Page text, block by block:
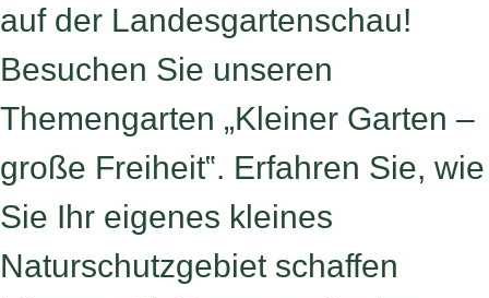
auf der Landesgartenschau!
Besuchen Sie unseren
Themengarten „Kleiner Garten –
große Freiheit‟. Erfahren Sie, wie
Sie Ihr eigenes kleines
Naturschutzgebiet schaffen